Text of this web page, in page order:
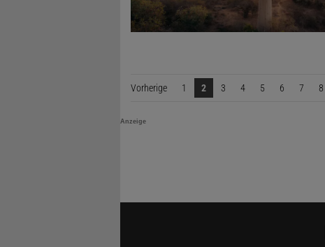
Vorherige Seite1 2 3 4 5 6 7 8
Anzeige